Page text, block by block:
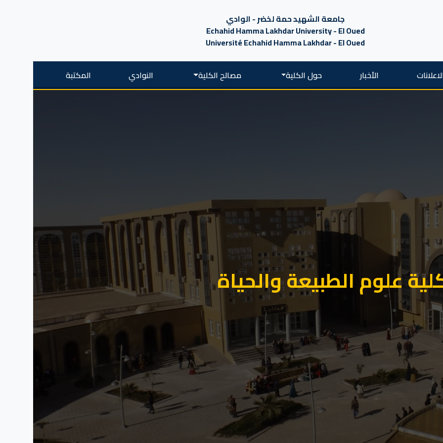
جامعة الشهيد حمة لخضر - الوادي
Echahid Hamma Lakhdar University - El Oued
Université Echahid Hamma Lakhdar - El Oued
الأخبار حول الكلية مصالح الكلية النوادي المكتبة
علوم الطبيعة والحياة